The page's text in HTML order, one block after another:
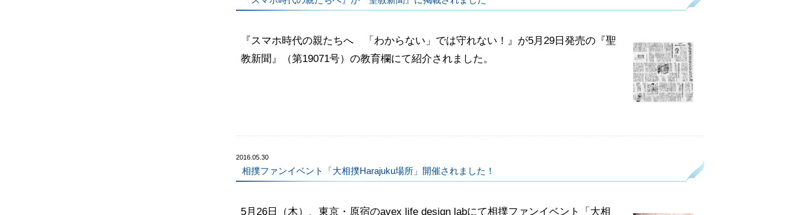
『スマホ時代の親たちへ 「わからない」では守れない！』が5月29日発売の『聖
教新聞』（第19071号）の教育欄にて紹介されました。
2016.05.30
相撲ファンイベント「大相撲Harajuku場所」開催されました！
5月26日（木）、東京・原宿のavex life design labにて相撲ファンイベント「大相